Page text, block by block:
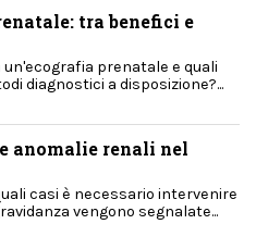
tra benefici e
un'ecografia prenatale e quali
diagnostici a disposizione?...
anomalie renali nel
casi è necessario intervenire
vengono segnalate...